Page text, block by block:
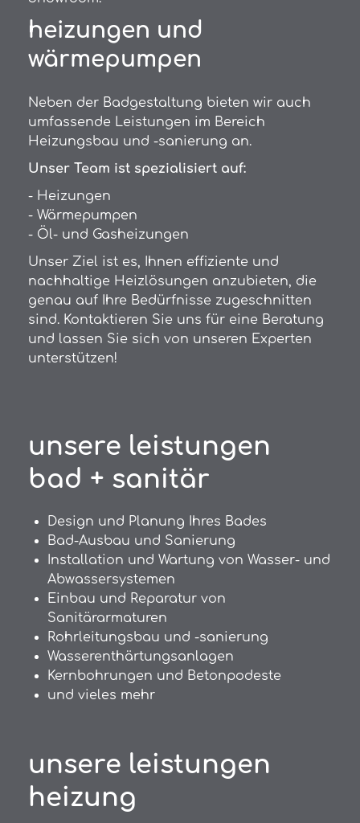
heizungen und
wärmepumpen
Neben der Badgestaltung bieten wir auch
umfassende Leistungen im Bereich
Heizungsbau und -sanierung an.
Unser Team ist spezialisiert auf:
- Heizungen
- Wärmepumpen
- Öl- und Gasheizungen
Unser Ziel ist es, Ihnen effiziente und
nachhaltige Heizlösungen anzubieten, die
genau auf Ihre Bedürfnisse zugeschnitten
sind. Kontaktieren Sie uns für eine Beratung
und lassen Sie sich von unseren Experten
unterstützen!
unsere leistungen
bad + sanitär
Design und Planung Ihres Bades
Bad-Ausbau und Sanierung
Installation und Wartung von Wasser- und
Abwassersystemen
Einbau und Reparatur von
Sanitärarmaturen
Rohrleitungsbau und -sanierung
Wasserenthärtungsanlagen
Kernbohrungen und Betonpodeste
und vieles mehr
unsere leistungen
heizung